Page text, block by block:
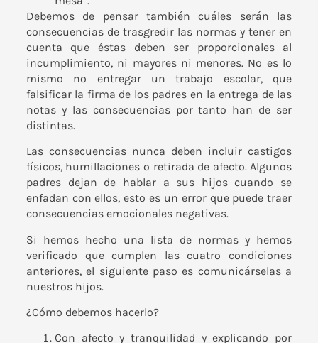
Debemos de pensar también cuáles serán las
consecuencias de trasgredir las normas y tener en
cuenta que éstas deben ser proporcionales al
incumplimiento, ni mayores ni menores. No es lo
mismo no entregar un trabajo escolar, que
falsificar la firma de los padres en la entrega de las
notas y las consecuencias por tanto han de ser
distintas.
Las consecuencias nunca deben incluir castigos
físicos, humillaciones o retirada de afecto. Algunos
padres dejan de hablar a sus hijos cuando se
enfadan con ellos, esto es un error que puede traer
consecuencias emocionales negativas.
Si hemos hecho una lista de normas y hemos
verificado que cumplen las cuatro condiciones
anteriores, el siguiente paso es comunicárselas a
nuestros hijos.
¿Cómo debemos hacerlo?
Con afecto y tranquilidad y explicando por